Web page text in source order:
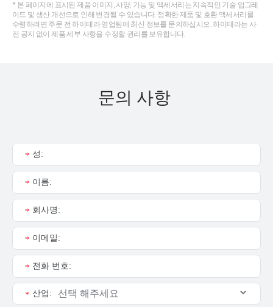
* 본 페이지에 표시된 제품 이미지, 사양, 기능 및 액세서리는 지속적인 기술 업그레
이드 및 생산 개선으로 인해 변경될 수 있습니다. 정확한 제품 및 호환 액세서리를
수령하려면 주문 전 하이테라 영업팀에 최신 정보를 문의하십시오. 하이테라는 사
전 공지 없이 제품 세부 사항을 수정할 권리를 보유합니다.
문의 사항
성:
*
이름:
*
회사명:
*
이메일:
*
전화 번호:
*
산업:
*